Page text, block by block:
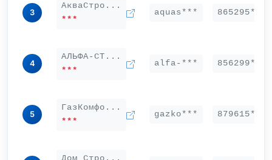
3
АкваСтро...
***
aquas*** 865295***
4
АЛЬФА-СТ...
***
alfa-*** 856299***
5
ГазКомфо...
***
gazko*** 879615***